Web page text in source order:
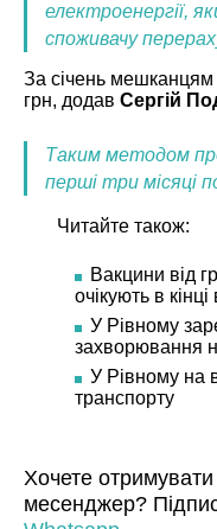
електроенергії,
споживачу
За січень
грн, додав Сергій
Таким методом
перші три місяці
Читайте також:
Вакцини від
очікують в
У Рівному
захворювання
У Рівному на
транспорту
Хочете
месенджер?